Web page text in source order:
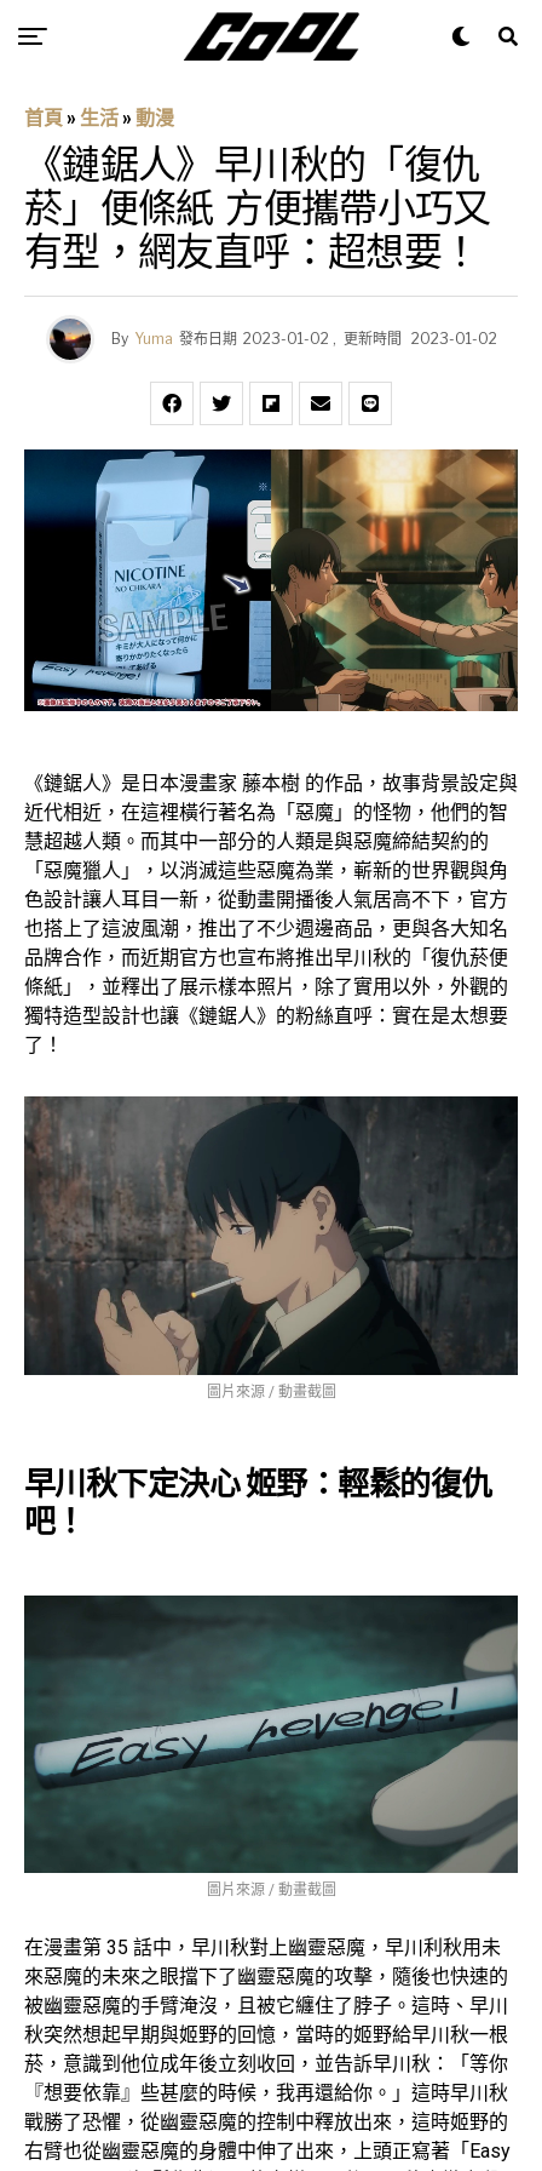
首頁 » 生活 » 動漫
《鏈鋸人》早川秋的「復仇
菸」便條紙 方便攜帶小巧又
有型，網友直呼：超想要！
By Yuma 發布日期 2023-01-02 , 更新時間 2023-01-02
《鏈鋸人》是日本漫畫家 藤本樹 的作品，故事背景設定與
近代相近，在這裡橫行著名為「惡魔」的怪物，他們的智
慧超越人類。而其中一部分的人類是與惡魔締結契約的
「惡魔獵人」，以消滅這些惡魔為業，嶄新的世界觀與角
色設計讓人耳目一新，從動畫開播後人氣居高不下，官方
也搭上了這波風潮，推出了不少週邊商品，更與各大知名
品牌合作，而近期官方也宣布將推出早川秋的「復仇菸便
條紙」，並釋出了展示樣本照片，除了實用以外，外觀的
獨特造型設計也讓《鏈鋸人》的粉絲直呼：實在是太想要
了！
圖片來源 / 動畫截圖
早川秋下定決心 姬野：輕鬆的復仇
吧！
圖片來源 / 動畫截圖
在漫畫第 35 話中，早川秋對上幽靈惡魔，早川利秋用未
來惡魔的未來之眼擋下了幽靈惡魔的攻擊，隨後也快速的
被幽靈惡魔的手臂淹沒，且被它纏住了脖子。這時、早川
秋突然想起早期與姬野的回憶，當時的姬野給早川秋一根
菸，意識到他位成年後立刻收回，並告訴早川秋：「等你
『想要依靠』些甚麼的時候，我再還給你。」這時早川秋
戰勝了恐懼，從幽靈惡魔的控制中釋放出來，這時姬野的
右臂也從幽靈惡魔的身體中伸了出來，上頭正寫著「Easy